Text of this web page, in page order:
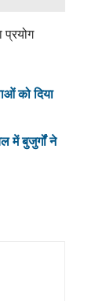
प्रयोग
को दिया
में बुजुर्गों ने